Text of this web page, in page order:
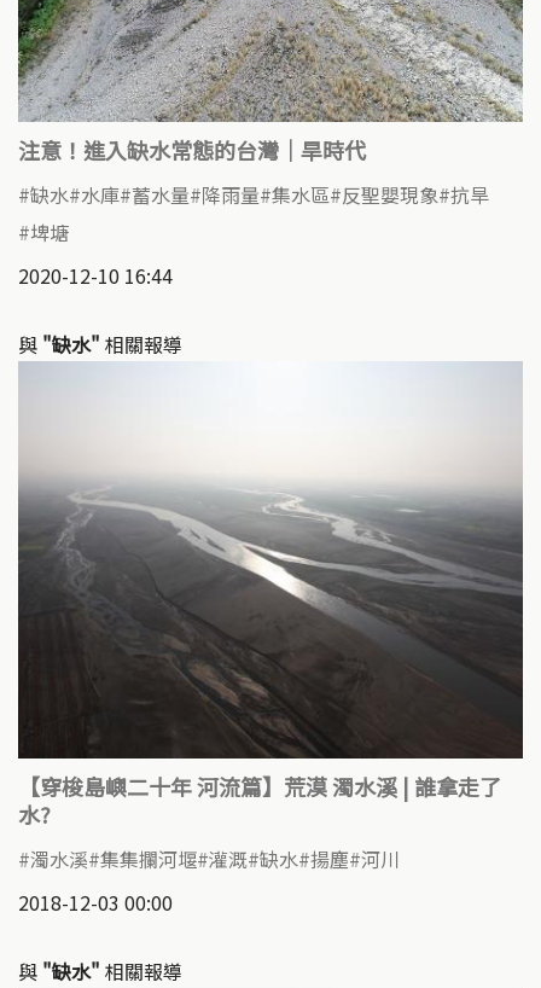
注意！進入缺水常態的台灣｜旱時代
缺水 水庫 蓄水量 降雨量 集水區 反聖嬰現象 抗旱
埤塘
2020-12-10 16:44
與 "缺水" 相關報導
【穿梭島嶼二十年 河流篇】荒漠 濁水溪 | 誰拿走了
水?
濁水溪 集集攔河堰 灌溉 缺水 揚塵 河川
2018-12-03 00:00
與 "缺水" 相關報導